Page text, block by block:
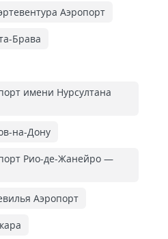
Аэропорт
Брава
имени Нурсултана
на-Дону
Рио-де-Жанейро —
Аэропорт